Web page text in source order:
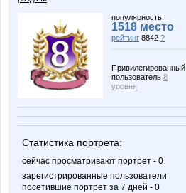
популярность:
1518 место
рейтинг 8842 ?
Привилегированный
пользователь 8
уровня
Статистика портрета:
сейчас просматривают портрет - 0
зарегистрированные пользователи
посетившие портрет за 7 дней - 0